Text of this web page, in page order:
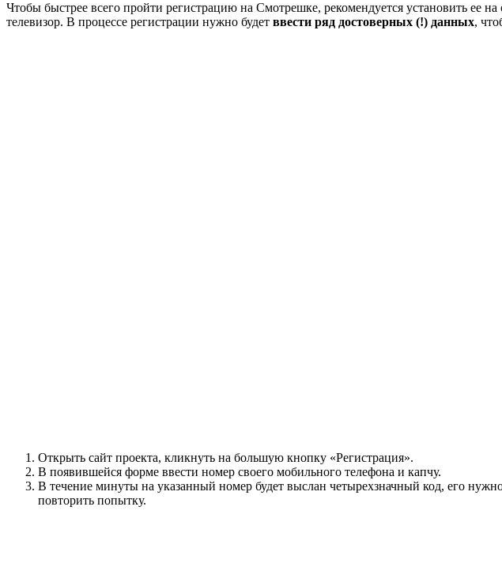
Чтобы быстрее всего пройти регистрацию на Смотрешке, рекомендуется установить ее
телевизор. В процессе регистрации нужно будет ввести ряд достоверных (!) данных,
Открыть сайт проекта, кликнуть на большую кнопку «Регистрация».
В появившейся форме ввести номер своего мобильного телефона и капчу.
В течение минуты на указанный номер будет выслан четырехзначный код, его
повторить попытку.